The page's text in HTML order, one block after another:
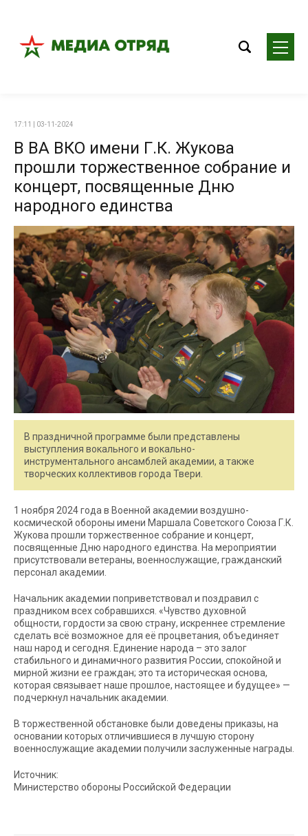
17:11 | 03-11-2024
В ВА ВКО имени Г.К. Жукова
прошли торжественное собрание и
концерт, посвященные Дню
народного единства
В праздничной программе были представлены
выступления вокального и вокально-
инструментального ансамблей академии, а также
творческих коллективов города Твери.
1 ноября 2024 года в Военной академии воздушно-
космической обороны имени Маршала Советского Союза Г.К.
Жукова прошли торжественное собрание и концерт,
посвященные Дню народного единства. На мероприятии
присутствовали ветераны, военнослужащие, гражданский
персонал академии.
Начальник академии поприветствовал и поздравил с
праздником всех собравшихся. «Чувство духовной
общности, гордости за свою страну, искреннее стремление
сделать всё возможное для её процветания, объединяет
наш народ и сегодня. Единение народа – это залог
стабильного и динамичного развития России, спокойной и
мирной жизни ее граждан; это та историческая основа,
которая связывает наше прошлое, настоящее и будущее» —
подчеркнул начальник академии.
В торжественной обстановке были доведены приказы, на
основании которых отличившиеся в лучшую сторону
военнослужащие академии получили заслуженные награды.
Источник:
Министерство обороны Российской Федерации